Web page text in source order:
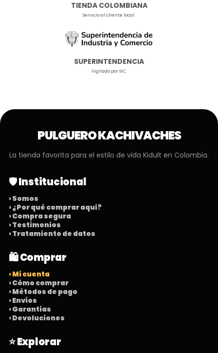
TIENDA COLOMBIANA
Servicio al cliente local.
SUPERINTENDENCIA
Vigilado por SIC.
PULGUERO KACHIVACHES
La tienda favorita para el estilo de vida Kidult en Colombia.
🛡️ Institucional
› Somos
› ¿Por qué comprar aquí?
› Compra segura
› Testimonios
› Tratamiento de datos
🛍️ Comprar
› Mi cuenta
› Cómo comprar
› Métodos de pago
› Envíos
› Garantías
› Devoluciones
⭐ Explorar